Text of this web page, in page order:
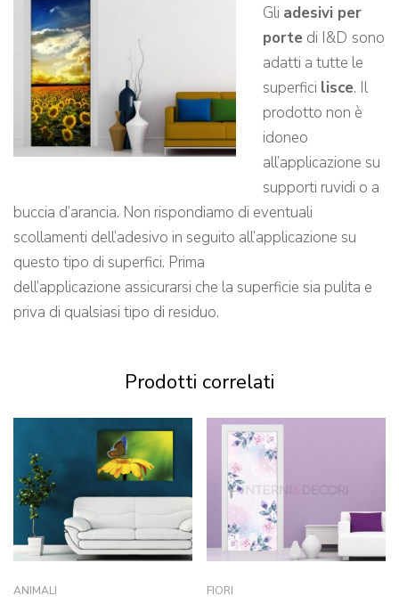
Gli adesivi per
porte di I&D sono
adatti a tutte le
superfici lisce. Il
prodotto non è
idoneo
all’applicazione su
supporti ruvidi o a
buccia d’arancia. Non rispondiamo di eventuali
scollamenti dell’adesivo in seguito all’applicazione su
questo tipo di superfici. Prima
dell’applicazione assicurarsi che la superficie sia pulita e
priva di qualsiasi tipo di residuo.
Prodotti correlati
ANIMALI FIORI